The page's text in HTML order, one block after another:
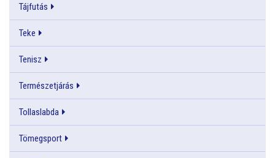
Tájfutás
Teke
Tenisz
Természetjárás
Tollaslabda
Tömegsport